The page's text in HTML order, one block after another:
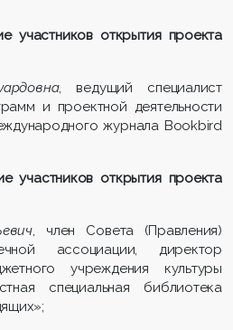
участников открытия проекта
, ведущий специалист
и проектной деятельности
журнала Bookbird
участников открытия проекта
, член Совета (Правления)
ассоциации, директор
учреждения культуры
специальная библиотека